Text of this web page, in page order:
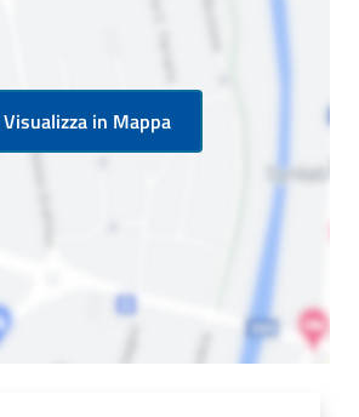
Visualizza in Mappa